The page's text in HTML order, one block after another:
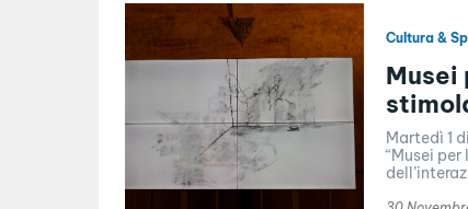
Cultura &
Musei
Martedì 1
“Musei